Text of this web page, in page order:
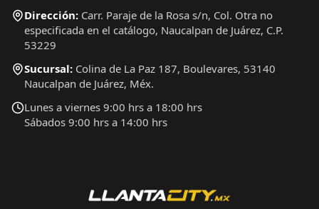
Dirección: Carr. Paraje de la Rosa s/n, Col. Otra no
especificada en el catálogo, Naucalpan de Juárez, C.P.
53229
Sucursal: Colina de La Paz 187, Boulevares, 53140
Naucalpan de Juárez, Méx.
Lunes a viernes 9:00 hrs a 18:00 hrs
Sábados 9:00 hrs a 14:00 hrs